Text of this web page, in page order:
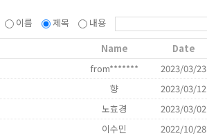
이름 제목
내용
Name Date
from******* 2023/03/23
향 2023/03/12
노효경 2023/03/02
이수민 2022/10/28